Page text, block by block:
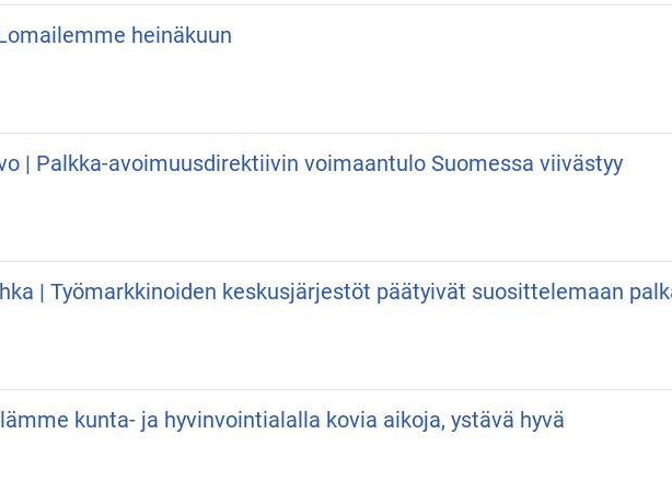
heinäkuun
| Palkka-avoimuusdirektiivin voimaantulo Suomessa viivästyy
| Työmarkkinoiden keskusjärjestöt päätyivät suosittelemaan
kunta- ja hyvinvointialalla kovia aikoja, ystävä hyvä